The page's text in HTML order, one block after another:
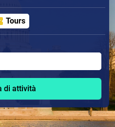
Tours
di attività